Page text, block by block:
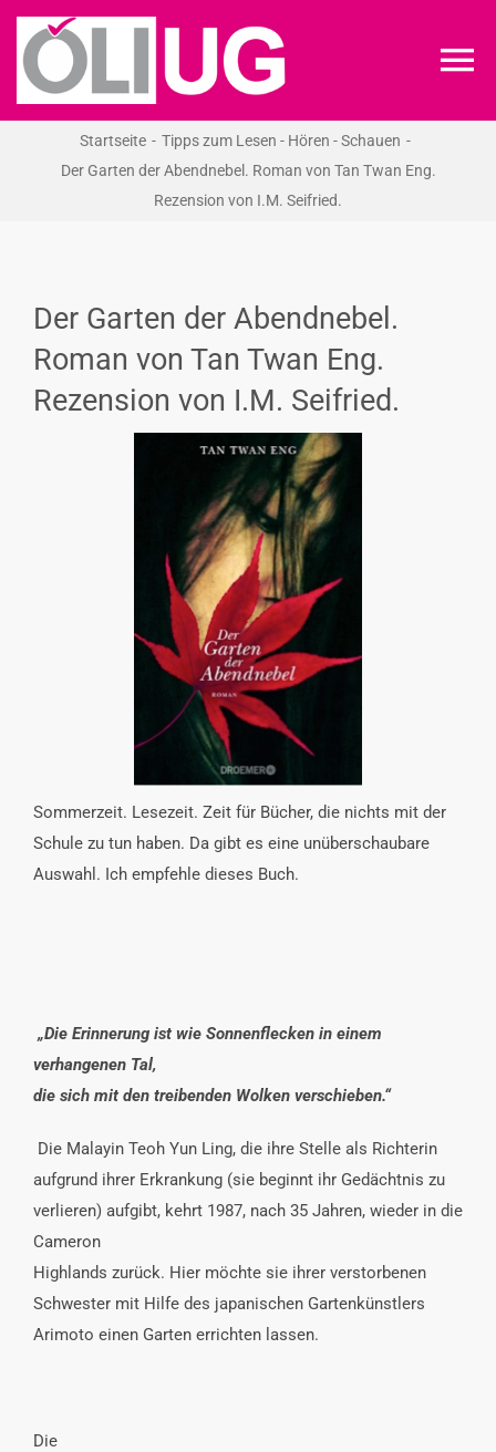
Zum
Inhalt
springen
RECHT
INTERESSENSVERTRETUNG
Startseite
Tipps zum Lesen - Hören - Schauen
Der Garten der Abendnebel. Roman von Tan Twan Eng.
Rezension von I.M. Seifried.
Der Garten der Abendnebel.
Roman von Tan Twan Eng.
Rezension von I.M. Seifried.
Sommerzeit. Lesezeit. Zeit für Bücher, die nichts mit der
Schule zu tun haben. Da gibt es eine unüberschaubare
Auswahl. Ich empfehle dieses Buch.
„Die Erinnerung ist wie Sonnenflecken in einem
verhangenen Tal,
die sich mit den treibenden Wolken verschieben.“
Die Malayin Teoh Yun Ling, die ihre Stelle als Richterin
aufgrund ihrer Erkrankung (sie beginnt ihr Gedächtnis zu
verlieren) aufgibt, kehrt 1987, nach 35 Jahren, wieder in die
Cameron
Highlands zurück. Hier möchte sie ihrer verstorbenen
Schwester mit Hilfe des japanischen Gartenkünstlers
Arimoto einen Garten errichten lassen.
Die